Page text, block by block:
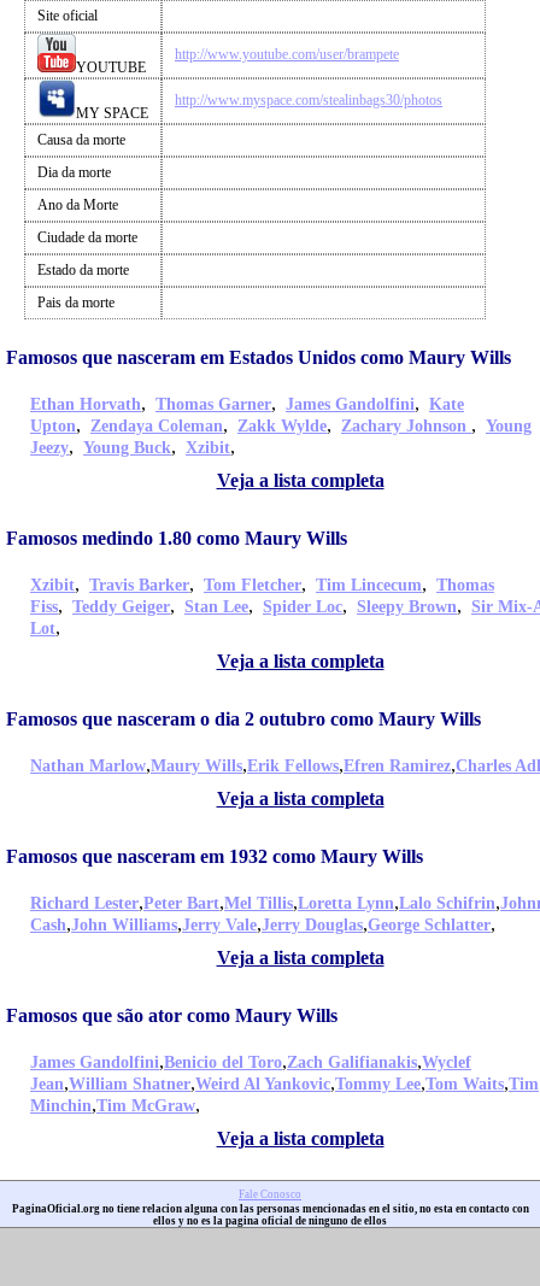
Site oficial
YOUTUBE
http://www.youtube.com/user/brampete
MY SPACE
http://www.myspace.com/stealinbags30/photos
Causa da morte
Dia da morte
Ano da Morte
Ciudade da morte
Estado da morte
Pais da morte
Famosos que nasceram em Estados Unidos como Maury Wills
Ethan Horvath, Thomas Garner, James Gandolfini, Kate
Upton, Zendaya Coleman, Zakk Wylde, Zachary Johnson , Young
Jeezy, Young Buck, Xzibit,
Veja a lista completa
Famosos medindo 1.80 como Maury Wills
Xzibit, Travis Barker, Tom Fletcher, Tim Lincecum, Thomas
Fiss, Teddy Geiger, Stan Lee, Spider Loc, Sleepy Brown, Sir Mix-
Lot,
Veja a lista completa
Famosos que nasceram o dia 2 outubro como Maury Wills
Nathan Marlow,Maury Wills,Erik Fellows,Efren Ramirez,Charles
Veja a lista completa
Famosos que nasceram em 1932 como Maury Wills
Richard Lester,Peter Bart,Mel Tillis,Loretta Lynn,Lalo Schifrin,
Cash,John Williams,Jerry Vale,Jerry Douglas,George Schlatter,
Veja a lista completa
Famosos que são ator como Maury Wills
James Gandolfini,Benicio del Toro,Zach Galifianakis,Wyclef
Jean,William Shatner,Weird Al Yankovic,Tommy Lee,Tom Waits,Tim
Minchin,Tim McGraw,
Veja a lista completa
Fale Conosco
PaginaOficial.org no tiene relacion alguna con las personas mencionadas en el sitio, no esta en contacto con
ellos y no es la pagina oficial de ninguno de ellos